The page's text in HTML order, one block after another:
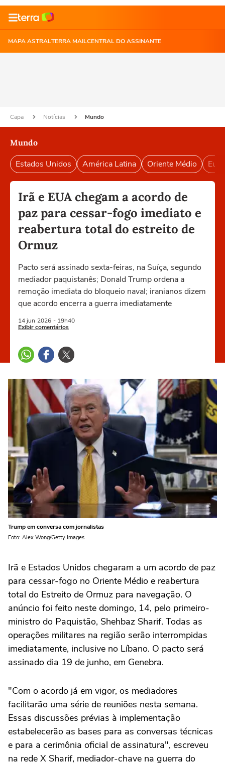
MAPA ASTRALTERRA MAILCENTRAL DO ASSINANTE
Capa Notícias Mundo
Mundo
Estados Unidos América Latina Oriente Médio
Irã e EUA chegam a acordo de
paz para cessar-fogo imediato e
reabertura total do estreito de
Ormuz
Pacto será assinado sexta-feiras, na Suíça, segundo
mediador paquistanês; Donald Trump ordena a
remoção imediata do bloqueio naval; iranianos dizem
que acordo encerra a guerra imediatamente
14 jun 2026 - 19h40
Exibir comentários
Trump em conversa com jornalistas
Foto: Alex Wong/Getty Images
Irã e Estados Unidos chegaram a um acordo de paz
para cessar-fogo no Oriente Médio e reabertura
total do Estreito de Ormuz para navegação. O
anúncio foi feito neste domingo, 14, pelo primeiro-
ministro do Paquistão, Shehbaz Sharif. Todas as
operações militares na região serão interrompidas
imediatamente, inclusive no Líbano. O pacto será
assinado dia 19 de junho, em Genebra.
"Com o acordo já em vigor, os mediadores
facilitarão uma série de reuniões nesta semana.
Essas discussões prévias à implementação
estabelecerão as bases para as conversas técnicas
e para a cerimônia oficial de assinatura", escreveu
na rede X Sharif, mediador-chave na guerra do